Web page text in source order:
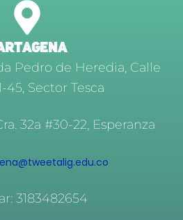
Pedro de Heredia, Calle
45, Sector Tesca
32a #30-22, Esperanza
3183482654